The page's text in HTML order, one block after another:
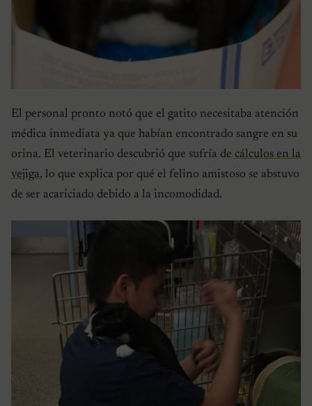
El personal pronto notó que el gatito necesitaba atención
médica inmediata ya que habían encontrado sangre en su
orina. El veterinario descubrió que sufría de cálculos en la
vejiga, lo que explica por qué el felino amistoso se abstuvo
de ser acariciado debido a la incomodidad.